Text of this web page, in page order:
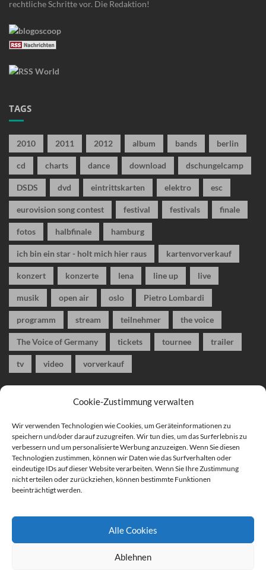
Cookie-Zustimmung verwalten
Wir verwenden Technologien wie Cookies, um Geräteinformationen zu
speichern und/oder darauf zuzugreifen. Wir tun dies, um das Surferlebnis zu
verbessern und um personalisierte Werbung anzuzeigen. Wenn Sie diesen
Technologien zustimmen, können wir Daten wie das Surfverhalten oder
eindeutige IDs auf dieser Website verarbeiten. Wenn Sie Ihre Zustimmung
nicht erteilen oder zurückziehen, können bestimmte Funktionen
beeinträchtigt werden.
Alle Cookies
Ablehnen
rechtliche Schritte vor. Die Redaktion!
TAGS
2010 2011 2012 album bands berlin
cd charts dance download dschungelcamp
DSDS dvd eintrittskarten elektro esc
eurovision song contest festival festivals finale
fotos halbfinale hamburg
ich bin ein star - holt mich hier raus kartenvorverkauf
konzert konzerte lena line up live
musik open air oslo Pietro Lombardi
programm stream teilnehmer the voice
The Voice of Germany tickets tournee trailer
tv video vorverkauf
Musik-Magazin BlogAlles rund um das Thema Musik aus Rock und
Datenschutzerklärung